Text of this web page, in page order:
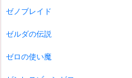
ゼノブレイド
ゼルダの伝説
ゼロの使い魔